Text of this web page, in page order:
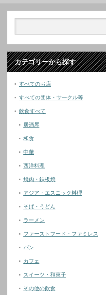
カテゴリーから探す
すべてのお店
すべての団体・サークル等
飲食すべて
居酒屋
和食
中華
西洋料理
焼肉・鉄板焼
アジア・エスニック料理
そば・うどん
ラーメン
ファーストフード・ファミレス
パン
カフェ
スイーツ・和菓子
その他の飲食